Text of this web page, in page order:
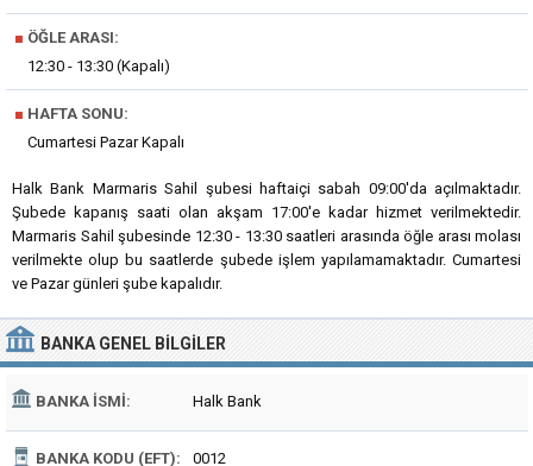
■ ÖĞLE ARASI:
12:30 - 13:30 (Kapalı)
■ HAFTA SONU:
Cumartesi Pazar Kapalı
Halk Bank Marmaris Sahil şubesi haftaiçi sabah 09:00'da açılmaktadır.
Şubede kapanış saati olan akşam 17:00'e kadar hizmet verilmektedir.
Marmaris Sahil şubesinde 12:30 - 13:30 saatleri arasında öğle arası molası
verilmekte olup bu saatlerde şubede işlem yapılamamaktadır. Cumartesi
ve Pazar günleri şube kapalıdır.
BANKA GENEL BILGILER
BANKA İSMI: Halk Bank
BANKA KODU (EFT): 0012